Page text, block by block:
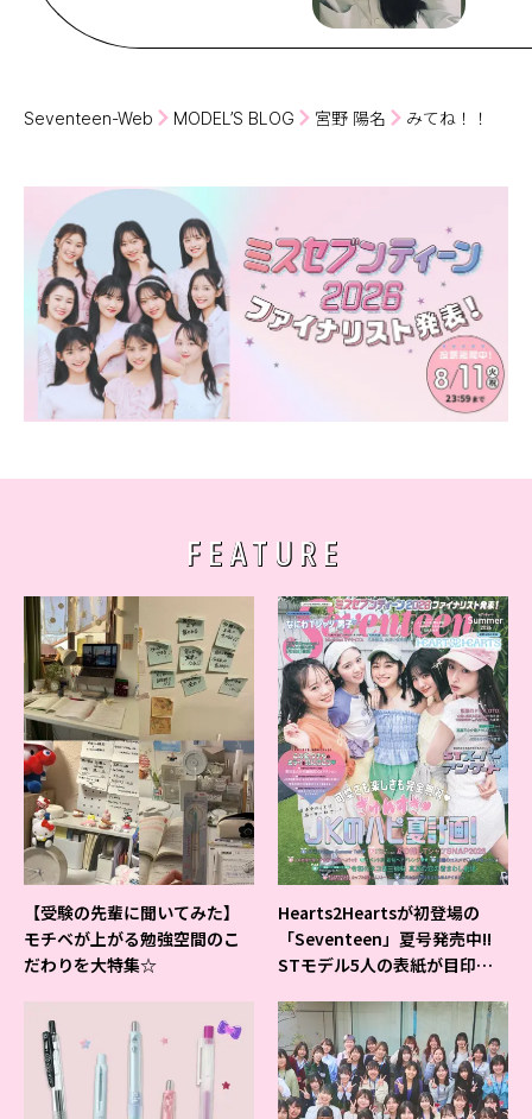
Seventeen-Web MODEL’S BLOG 宮野 陽名 みてね！！
FEATURE
【受験の先輩に聞いてみた】
モチベが上がる勉強空間のこ
だわりを大特集☆
Hearts2Heartsが初登場の
「Seventeen」夏号発売中!!
STモデル5人の表紙が目印だ